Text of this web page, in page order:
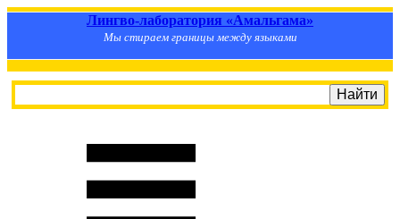
Лингво-лаборатория «Амальгама»
Мы стираем границы между языками